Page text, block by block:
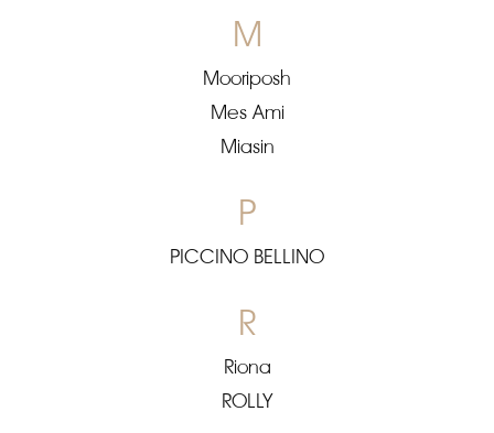
M
Mooriposh
Mes Ami
Miasin
P
PICCINO BELLINO
R
Riona
ROLLY